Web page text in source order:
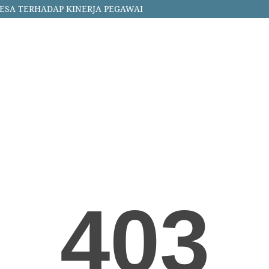
TERHADAP KINERJA PEGAWAI